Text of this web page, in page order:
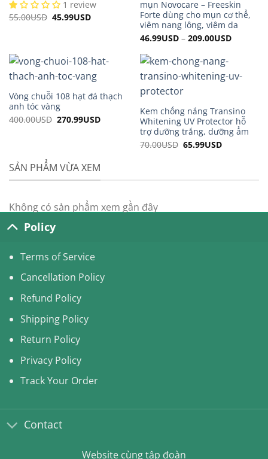
1 review
55.00USD Original
45.99USDCurrent
mụn Novocare – Freeskin
Forte dùng cho mụn cơ thể,
viêm nang lông, viêm da
46.99USD– 209.00USD
Vòng chuỗi 108 hạt đá thạch
anh tóc vàng
400.00USD Original
270.99USDCurrent
270.99USD.
Kem chống nắng Transino
Whitening UV Protector hỗ
trợ dưỡng trắng, dưỡng ẩm
70.00USD Original
65.99USDCurrent
SẢN PHẨM VỪA XEM
Không có sản phẩm xem gần đây
Policy
Terms of Service
Cancellation Policy
Refund Policy
Shipping Policy
Return Policy
Privacy Policy
Track Your Order
Contact
Website cùng tập đoàn